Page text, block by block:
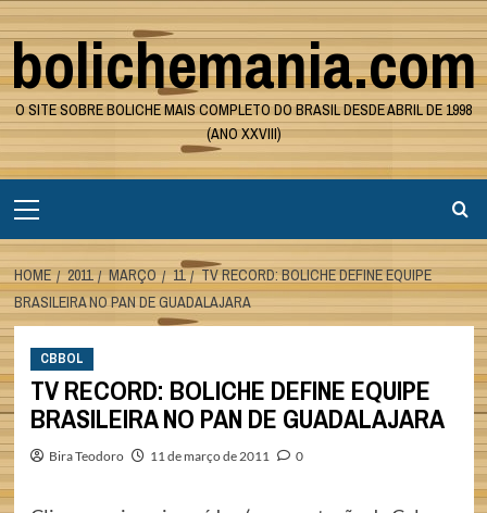
Skip
to
content
bolichemania.com
O SITE SOBRE BOLICHE MAIS COMPLETO DO BRASIL DESDE ABRIL DE 1998
(ANO XXVIII)
Menu
HOME 2011 MARÇO 11
TV RECORD: BOLICHE DEFINE EQUIPE
BRASILEIRA NO PAN DE GUADALAJARA
CBBOL
TV RECORD: BOLICHE DEFINE EQUIPE
BRASILEIRA NO PAN DE GUADALAJARA
Bira Teodoro 11 de março de 2011 0